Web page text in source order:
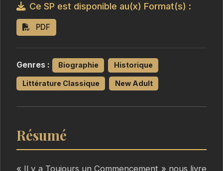
Ce SP est disponible au(x) Format(s) :
PDF
Genres : Biographie Historique
Littérature Classique New Adult
Résumé
« Il y a Toujours un Commencement » nous livre